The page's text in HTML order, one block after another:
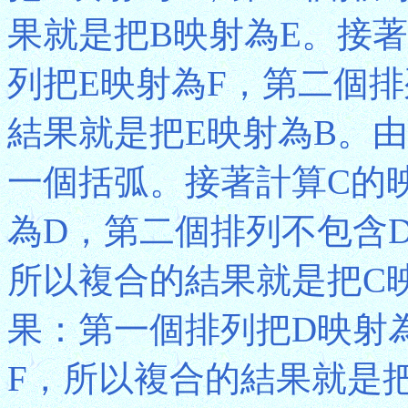
果就是把B映射為E。接
列把E映射為F，第二個
結果就是把E映射為B。
一個括弧。接著計算C的
為D，第二個排列不包含
所以複合的結果就是把C
果：第一個排列把D映射
F，所以複合的結果就是